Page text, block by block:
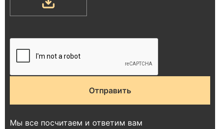
Мы все посчитаем и ответим вам